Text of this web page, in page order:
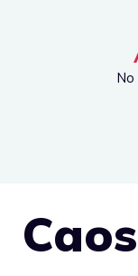
Caos